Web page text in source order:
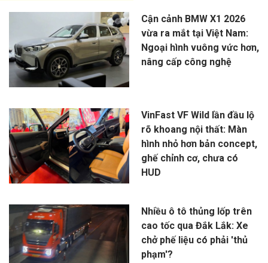
Cận cảnh BMW X1 2026
vừa ra mắt tại Việt Nam:
Ngoại hình vuông vức hơn,
nâng cấp công nghệ
VinFast VF Wild lần đầu lộ
rõ khoang nội thất: Màn
hình nhỏ hơn bản concept,
ghế chỉnh cơ, chưa có
HUD
Nhiều ô tô thủng lốp trên
cao tốc qua Đắk Lắk: Xe
chở phế liệu có phải 'thủ
phạm'?